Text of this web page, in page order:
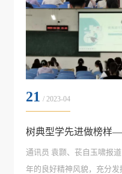
21 / 2023-04
通讯员 袁颢、苌自玉啸报
年的良好精神风貌，充分